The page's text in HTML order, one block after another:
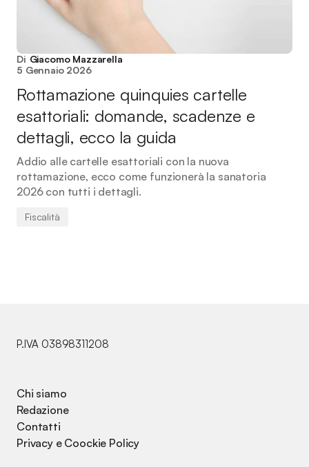
Di Giacomo Mazzarella
5 Gennaio 2026
Rottamazione quinquies cartelle
esattoriali: domande, scadenze e
dettagli, ecco la guida
Addio alle cartelle esattoriali con la nuova
rottamazione, ecco come funzionerà la sanatoria
2026 con tutti i dettagli.
Fiscalità
P.IVA 03898311208
Chi siamo
Redazione
Contatti
Privacy e Coockie Policy